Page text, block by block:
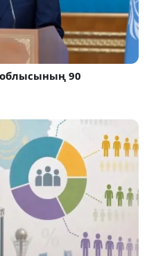
облысының 90